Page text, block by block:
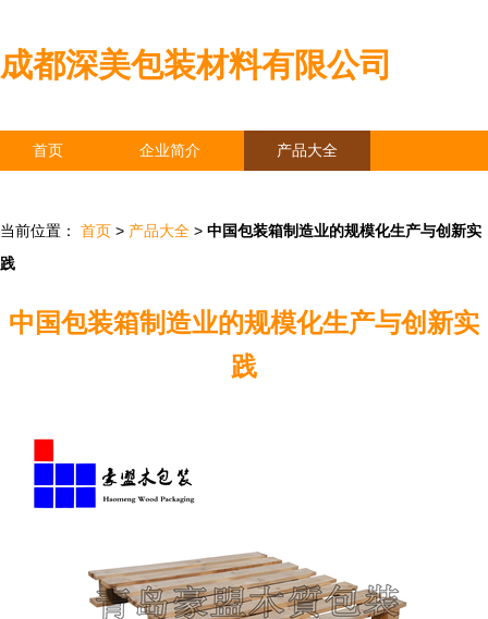
成都深美包装材料有限公司
首页 企业简介 产品大全
当前位置： 首页 > 产品大全 > 中国包装箱制造业的规模化生产与创新实
践
中国包装箱制造业的规模化生产与创新实
践